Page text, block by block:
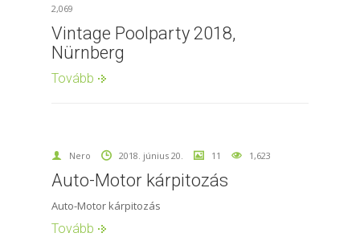
2,069
Vintage Poolparty 2018,
Nürnberg
Tovább
Nero 2018. június 20. 11 1,623
Auto-Motor kárpitozás
Auto-Motor kárpitozás
Tovább